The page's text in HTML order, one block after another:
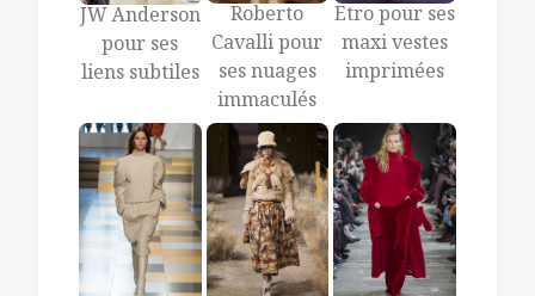
JW Anderson
pour ses
liens subtiles
Roberto
Cavalli pour
ses nuages
immaculés
Etro pour ses
maxi vestes
imprimées